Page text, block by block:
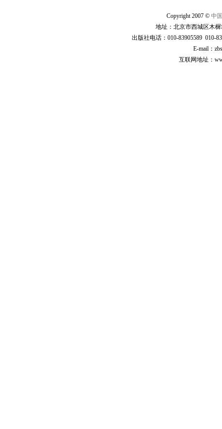
Copyright 2007 © 中
地址：北京市西城区木
出版社电话：010-83905589 010-
E-mail：
互联网地址：